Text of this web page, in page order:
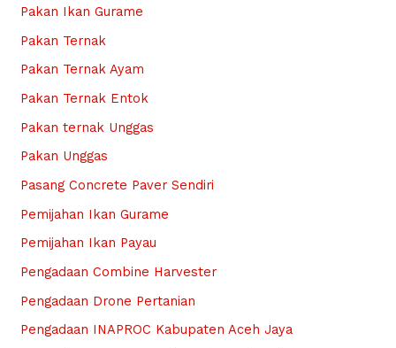
Pakan Ikan Gurame
Pakan Ternak
Pakan Ternak Ayam
Pakan Ternak Entok
Pakan ternak Unggas
Pakan Unggas
Pasang Concrete Paver Sendiri
Pemijahan Ikan Gurame
Pemijahan Ikan Payau
Pengadaan Combine Harvester
Pengadaan Drone Pertanian
Pengadaan INAPROC Kabupaten Aceh Jaya